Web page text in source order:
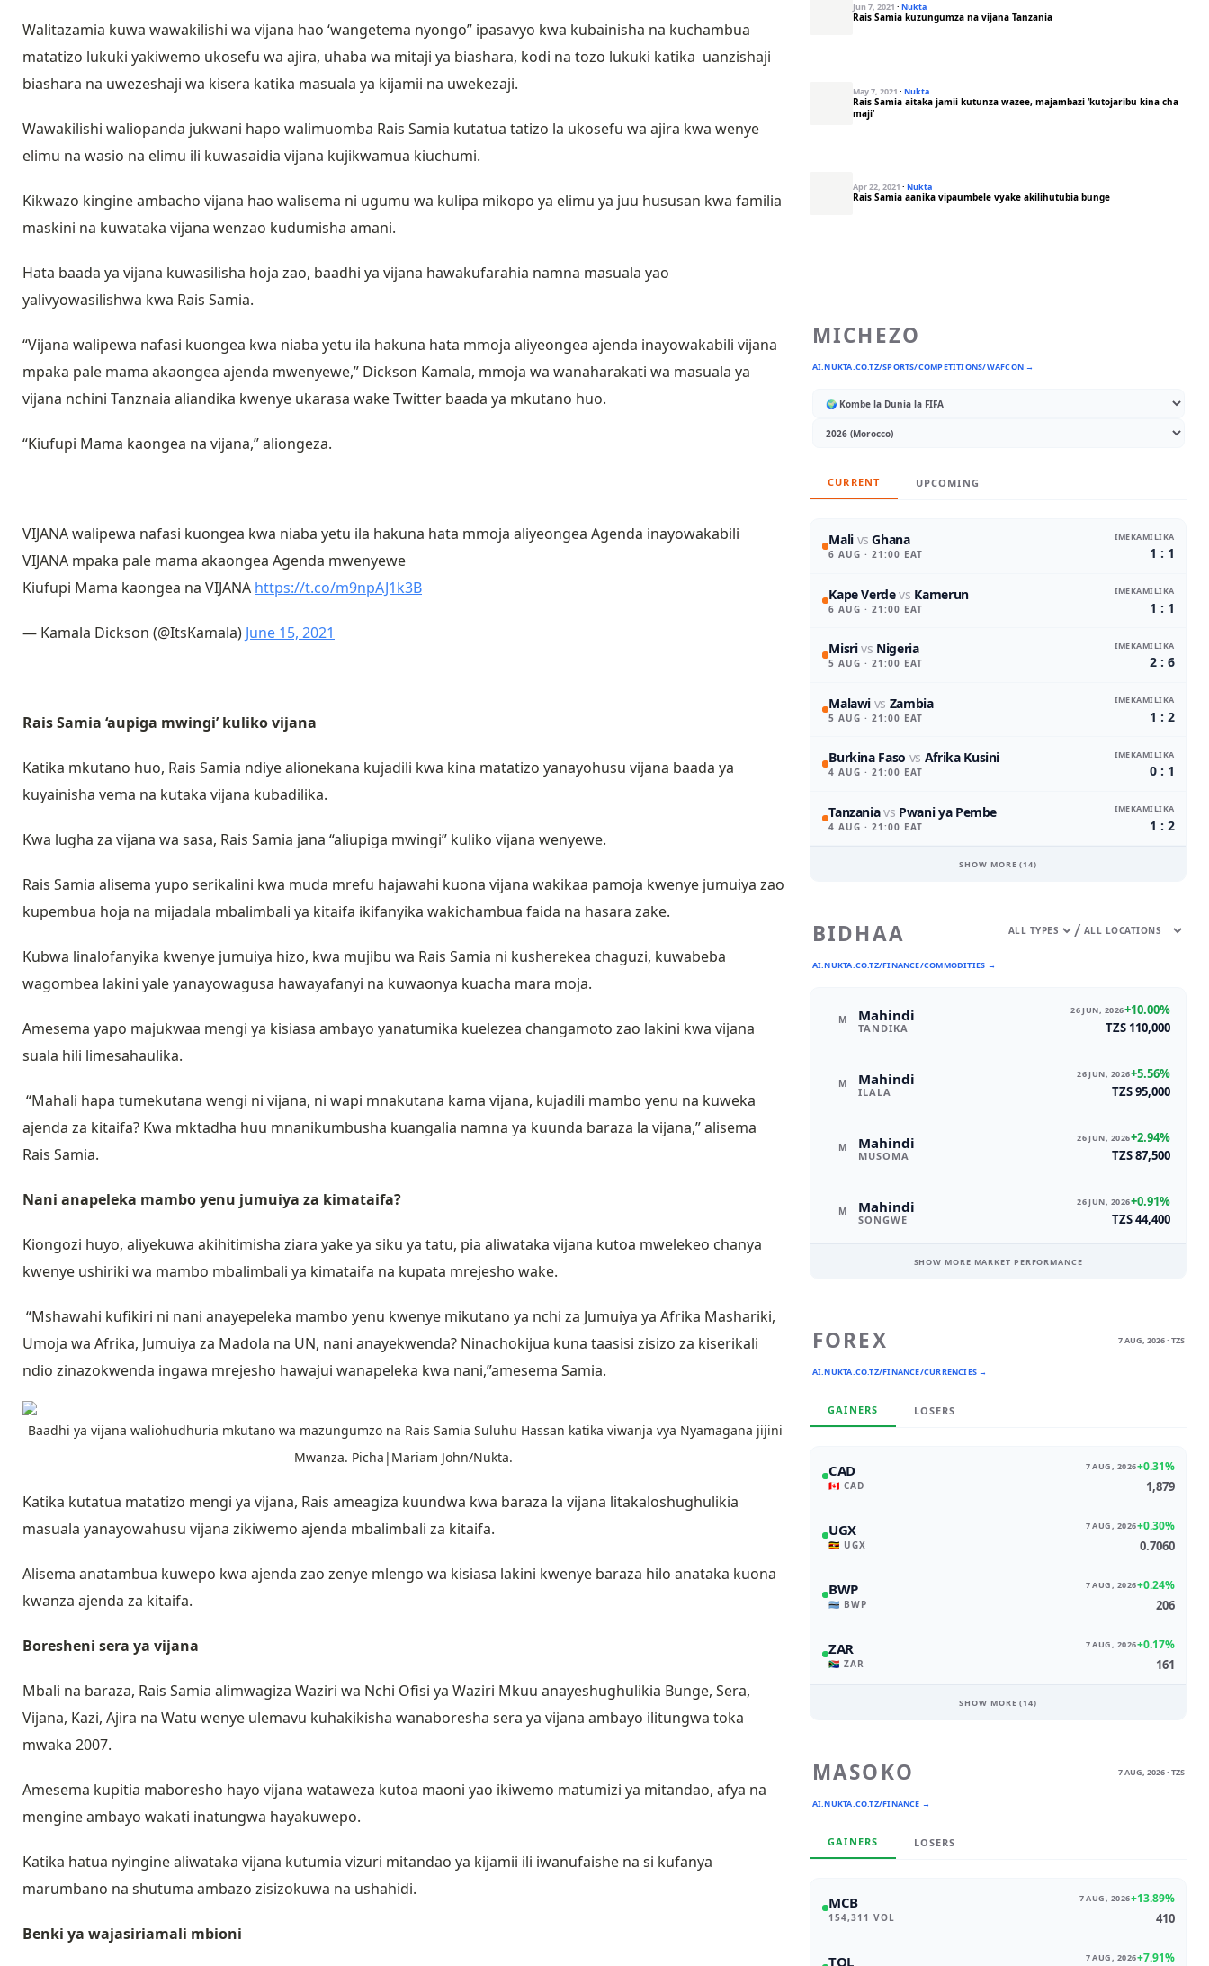
Walitazamia kuwa wawakilishi wa vijana hao ‘wangetema nyongo” ipasavyo kwa kubainisha na kuchambua
matatizo lukuki yakiwemo ukosefu wa ajira, uhaba wa mitaji ya biashara, kodi na tozo lukuki katika uanzishaji
biashara na uwezeshaji wa kisera katika masuala ya kijamii na uwekezaji.
Wawakilishi waliopanda jukwani hapo walimuomba Rais Samia kutatua tatizo la ukosefu wa ajira kwa wenye
elimu na wasio na elimu ili kuwasaidia vijana kujikwamua kiuchumi.
Kikwazo kingine ambacho vijana hao walisema ni ugumu wa kulipa mikopo ya elimu ya juu hususan kwa familia
maskini na kuwataka vijana wenzao kudumisha amani.
Hata baada ya vijana kuwasilisha hoja zao, baadhi ya vijana hawakufarahia namna masuala yao
yalivyowasilishwa kwa Rais Samia.
“Vijana walipewa nafasi kuongea kwa niaba yetu ila hakuna hata mmoja aliyeongea ajenda inayowakabili vijana
mpaka pale mama akaongea ajenda mwenyewe,” Dickson Kamala, mmoja wa wanaharakati wa masuala ya
vijana nchini Tanznaia aliandika kwenye ukarasa wake Twitter baada ya mkutano huo.
“Kiufupi Mama kaongea na vijana,” aliongeza.
VIJANA walipewa nafasi kuongea kwa niaba yetu ila hakuna hata mmoja aliyeongea Agenda inayowakabili
VIJANA mpaka pale mama akaongea Agenda mwenyewe
Kiufupi Mama kaongea na VIJANA https://t.co/m9npAJ1k3B
— Kamala Dickson (@ItsKamala) June 15, 2021
Rais Samia ‘aupiga mwingi’ kuliko vijana
Katika mkutano huo, Rais Samia ndiye alionekana kujadili kwa kina matatizo yanayohusu vijana baada ya
kuyainisha vema na kutaka vijana kubadilika.
Kwa lugha za vijana wa sasa, Rais Samia jana “aliupiga mwingi” kuliko vijana wenyewe.
Rais Samia alisema yupo serikalini kwa muda mrefu hajawahi kuona vijana wakikaa pamoja kwenye jumuiya zao
kupembua hoja na mijadala mbalimbali ya kitaifa ikifanyika wakichambua faida na hasara zake.
Kubwa linalofanyika kwenye jumuiya hizo, kwa mujibu wa Rais Samia ni kusherekea chaguzi, kuwabeba
wagombea lakini yale yanayowagusa hawayafanyi na kuwaonya kuacha mara moja.
Amesema yapo majukwaa mengi ya kisiasa ambayo yanatumika kuelezea changamoto zao lakini kwa vijana
suala hili limesahaulika.
“Mahali hapa tumekutana wengi ni vijana, ni wapi mnakutana kama vijana, kujadili mambo yenu na kuweka
ajenda za kitaifa? Kwa mktadha huu mnanikumbusha kuangalia namna ya kuunda baraza la vijana,” alisema
Rais Samia.
Nani anapeleka mambo yenu jumuiya za kimataifa?
Kiongozi huyo, aliyekuwa akihitimisha ziara yake ya siku ya tatu, pia aliwataka vijana kutoa mwelekeo chanya
kwenye ushiriki wa mambo mbalimbali ya kimataifa na kupata mrejesho wake.
“Mshawahi kufikiri ni nani anayepeleka mambo yenu kwenye mikutano ya nchi za Jumuiya ya Afrika Mashariki,
Umoja wa Afrika, Jumuiya za Madola na UN, nani anayekwenda? Ninachokijua kuna taasisi zisizo za kiserikali
ndio zinazokwenda ingawa mrejesho hawajui wanapeleka kwa nani,”amesema Samia.
Baadhi ya vijana waliohudhuria mkutano wa mazungumzo na Rais Samia Suluhu Hassan katika viwanja vya Nyamagana jijini
Mwanza. Picha|Mariam John/Nukta.
Katika kutatua matatizo mengi ya vijana, Rais ameagiza kuundwa kwa baraza la vijana litakaloshughulikia
masuala yanayowahusu vijana zikiwemo ajenda mbalimbali za kitaifa.
Alisema anatambua kuwepo kwa ajenda zao zenye mlengo wa kisiasa lakini kwenye baraza hilo anataka kuona
kwanza ajenda za kitaifa.
Boresheni sera ya vijana
Mbali na baraza, Rais Samia alimwagiza Waziri wa Nchi Ofisi ya Waziri Mkuu anayeshughulikia Bunge, Sera,
Vijana, Kazi, Ajira na Watu wenye ulemavu kuhakikisha wanaboresha sera ya vijana ambayo ilitungwa toka
mwaka 2007.
Amesema kupitia maboresho hayo vijana wataweza kutoa maoni yao ikiwemo matumizi ya mitandao, afya na
mengine ambayo wakati inatungwa hayakuwepo.
Katika hatua nyingine aliwataka vijana kutumia vizuri mitandao ya kijamii ili iwanufaishe na si kufanya
marumbano na shutuma ambazo zisizokuwa na ushahidi.
Benki ya wajasiriamali mbioni
Jun 7, 2021·Nukta
Rais Samia kuzungumza na vijana Tanzania
May 7, 2021·Nukta
Rais Samia aitaka jamii kutunza wazee, majambazi ‘kutojaribu kina cha
maji’
Apr 22, 2021·Nukta
Rais Samia aanika vipaumbele vyake akilihutubia bunge
MICHEZO
AI.NUKTA.CO.TZ/SPORTS/COMPETITIONS/WAFCON →
CURRENT UPCOMING
Mali vsGhana
6 AUG · 21:00 EAT
IMEKAMILIKA
1 : 1
Kape Verdevs Kamerun
6 AUG · 21:00 EAT
IMEKAMILIKA
1 : 1
Misrivs Nigeria
5 AUG · 21:00 EAT
IMEKAMILIKA
2 : 6
Malawi vs Zambia
5 AUG · 21:00 EAT
IMEKAMILIKA
1 : 2
Burkina Faso vs Afrika Kusini
4 AUG · 21:00 EAT
IMEKAMILIKA
0 : 1
Tanzaniavs Pwani ya Pembe
4 AUG · 21:00 EAT
IMEKAMILIKA
1 : 2
SHOW MORE (14)
BIDHAA
AI.NUKTA.CO.TZ/FINANCE/COMMODITIES →
/
M Mahindi
TANDIKA
26 JUN, 2026+10.00%
TZS 110,000
M Mahindi
ILALA
26 JUN, 2026+5.56%
TZS 95,000
M Mahindi
MUSOMA
26 JUN, 2026+2.94%
TZS 87,500
M Mahindi
SONGWE
26 JUN, 2026+0.91%
TZS 44,400
SHOW MORE MARKET PERFORMANCE
FOREX
AI.NUKTA.CO.TZ/FINANCE/CURRENCIES →
7 AUG, 2026 · TZS
GAINERS LOSERS
CAD
🇨🇦 CAD
7 AUG, 2026+0.31%
1,879
UGX
🇺🇬 UGX
7 AUG, 2026+0.30%
0.7060
BWP
🇧🇼 BWP
7 AUG, 2026+0.24%
206
ZAR
🇿🇦 ZAR
7 AUG, 2026+0.17%
161
SHOW MORE (14)
MASOKO
AI.NUKTA.CO.TZ/FINANCE →
7 AUG, 2026 · TZS
GAINERS LOSERS
MCB
154,311 VOL
7 AUG, 2026+13.89%
410
TOL 7 AUG, 2026+7.91%